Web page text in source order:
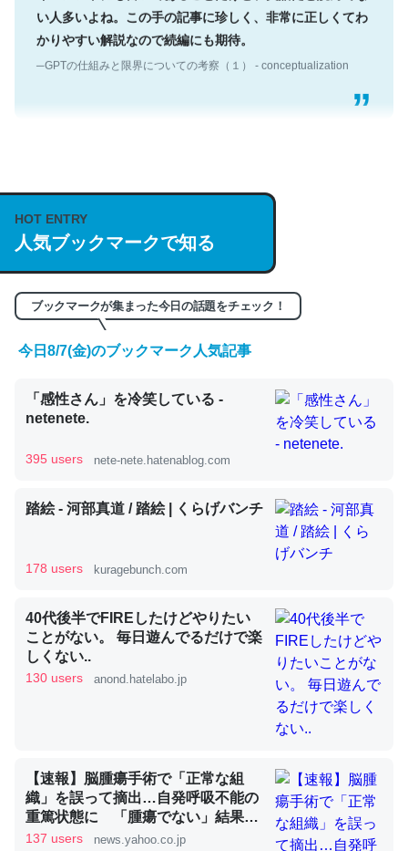
い人多いよね。この手の記事に珍しく、非常に正しくてわ
かりやすい解説なので続編にも期待。
説してる記事が少ないので貴重な良記事。/続編来た
https://isobe324649.hatenablog.com/entry/2023/03/27
/064121
─GPTの仕組みと限界についての考察（１） - conceptualization
くらい。小説でいう「ずっと前の伏線」は回収されないけ
ど、短期記憶というには多い分量。進化すればするほど分
かりやすく強くなりそう
コオロギのカルシウム分はエビの600分の1程度。
─ニュース :: 【研究発表】昆虫学の大問題＝「昆虫はなぜ海にいな
いのか」に関する新仮説
論文では「淡水はカルシウムも酸素も不足してて両方に不
利だから両方が拮抗してるのでは」とあって面白い。海に
いる鋏角類（カブトガニ・ウミグモ）はカルシウムを使わ
ずキチンを強化してる筈だが、酵素が違うのか？
HOT ENTRY
人気ブックマークで知る
ブックマークが集まった今日の話題をチェック！
今日8/7(金)のブックマーク人気記事
「感性さん」を冷笑している -
netenete.
395 users nete-nete.hatenablog.com
踏絵 - 河部真道 / 踏絵 | くらげバンチ
178 users kuragebunch.com
40代後半でFIREしたけどやりたい
ことがない。 毎日遊んでるだけで楽
しくない..
130 users anond.hatelabo.jp
【速報】脳腫瘍手術で「正常な組
織」を誤って摘出…自発呼吸不能の
重篤状態に 「腫瘍でない」結果出
ても“勘違い”で摘出継続 通常の生
137 users news.yahoo.co.jp